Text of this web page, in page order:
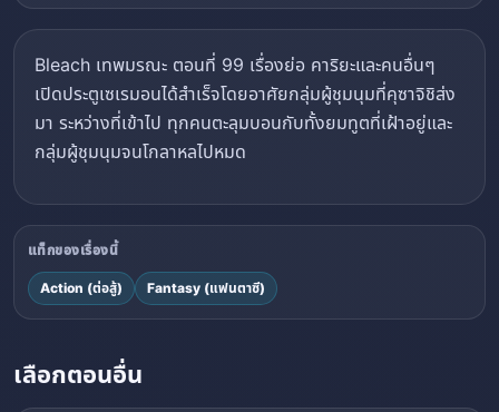
Bleach เทพมรณะ ตอนที่ 99 เรื่องย่อ คาริยะและคนอื่นๆ
เปิดประตูเซเรมอนได้สำเร็จโดยอาศัยกลุ่มผู้ชุมนุมที่คุซาจิชิส่ง
มา ระหว่างที่เข้าไป ทุกคนตะลุมบอนกับทั้งยมทูตที่เฝ้าอยู่และ
กลุ่มผู้ชุมนุมจนโกลาหลไปหมด
แท็กของเรื่องนี้
Action (ต่อสู้) Fantasy (แฟนตาซี)
เลือกตอนอื่น